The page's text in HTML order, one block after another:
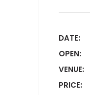
DATE:
OPEN:
VENUE:
PRICE: